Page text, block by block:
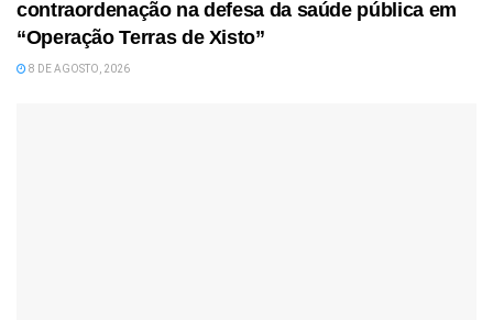
contraordenação na defesa da saúde pública em
“Operação Terras de Xisto”
8 DE AGOSTO, 2026